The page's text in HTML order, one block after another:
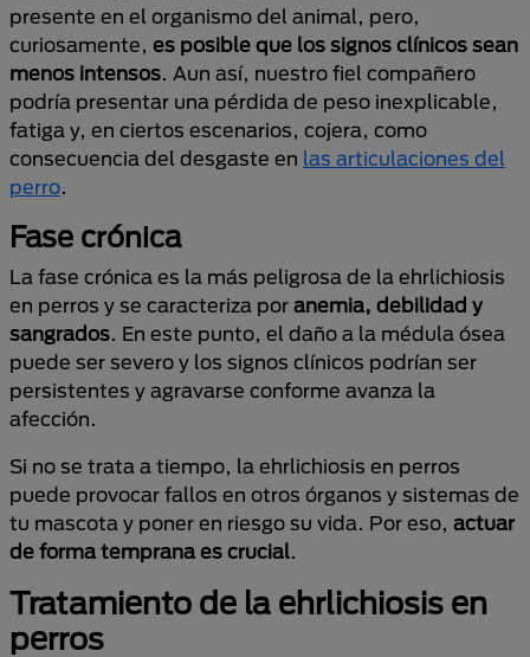
presente en el organismo del animal, pero,
curiosamente, es posible que los signos clínicos sean
menos intensos. Aun así, nuestro fiel compañero
podría presentar una pérdida de peso inexplicable,
fatiga y, en ciertos escenarios, cojera, como
consecuencia del desgaste en las articulaciones del
perro.
Fase crónica
La fase crónica es la más peligrosa de la ehrlichiosis
en perros y se caracteriza por anemia, debilidad y
sangrados. En este punto, el daño a la médula ósea
puede ser severo y los signos clínicos podrían ser
persistentes y agravarse conforme avanza la
afección.
Si no se trata a tiempo, la ehrlichiosis en perros
puede provocar fallos en otros órganos y sistemas de
tu mascota y poner en riesgo su vida. Por eso, actuar
de forma temprana es crucial.
Tratamiento de la ehrlichiosis en
perros